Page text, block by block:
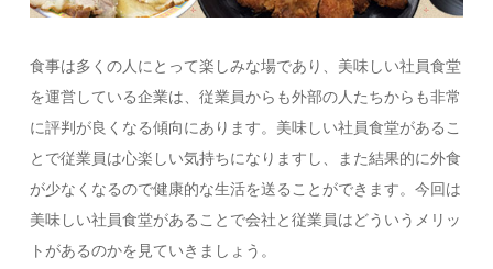
食事は多くの人にとって楽しみな場であり、美味しい社員食堂
を運営している企業は、従業員からも外部の人たちからも非常
に評判が良くなる傾向にあります。美味しい社員食堂があるこ
とで従業員は心楽しい気持ちになりますし、また結果的に外食
が少なくなるので健康的な生活を送ることができます。今回は
美味しい社員食堂があることで会社と従業員はどういうメリッ
トがあるのかを見ていきましょう。